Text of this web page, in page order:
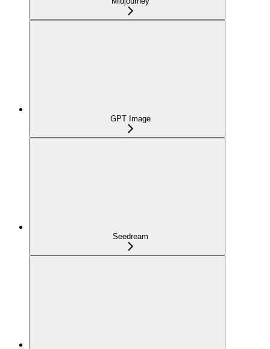
GPT Image
Seedream